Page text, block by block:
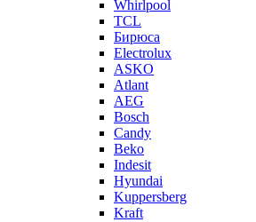
Whirlpool
TCL
Бирюса
Electrolux
ASKO
Atlant
AEG
Bosch
Candy
Beko
Indesit
Hyundai
Kuppersberg
Kraft